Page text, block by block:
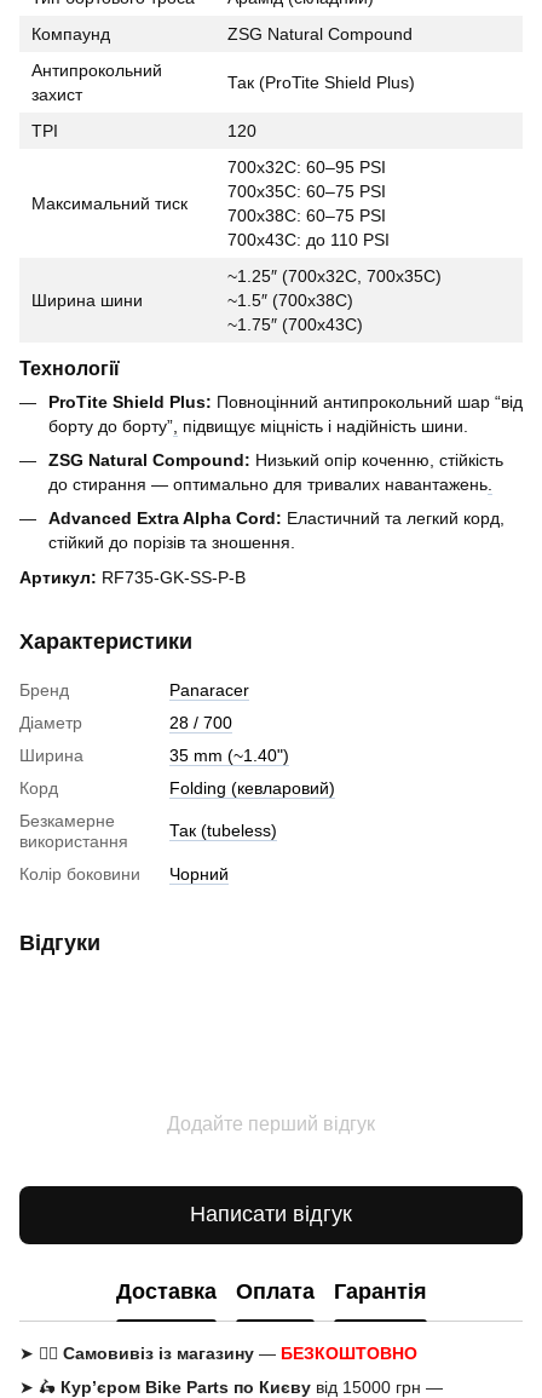
Компаунд
ZSG Natural Compound
Антипрокольний
захист
Так (ProTite Shield Plus)
TPI 120
Максимальний тиск
700x32C: 60–95 PSI
700x35C: 60–75 PSI
700x38C: 60–75 PSI
700x43C: до 110 PSI
Ширина шини
~1.25″ (700x32C, 700x35C)
~1.5″ (700x38C)
~1.75″ (700x43C)
Технології
ProTite Shield Plus: Повноцінний антипрокольний шар “від
борту до борту” підвищує міцність і надійність шини.
ZSG Natural Compound: Низький опір коченню, стійкість
до стирання — оптимально для тривалих навантажень
Advanced Extra Alpha Cord: Еластичний та легкий корд,
стійкий до порізів та зношення.
Артикул: RF735-GK-SS-P-B
Характеристики
Бренд
Panaracer
Діаметр
28 / 700
Ширина
35 mm (~1.40")
Корд
Folding (кевларовий)
Безкамерне
використання
Так (tubeless)
Колір боковини Чорний
Відгуки
Додайте перший відгук
Написати відгук
Доставка Оплата Гарантія
➤ 🚶‍♂️ Самовивіз із магазину — БЕЗКОШТОВНО
➤ 🛵 Кур’єром Bike Parts по Києву від 15000 грн —